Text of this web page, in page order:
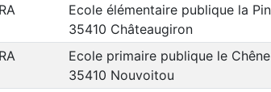
Ecole élémentaire publique la
35410 Châteaugiron
Ecole primaire publique le
35410 Nouvoitou